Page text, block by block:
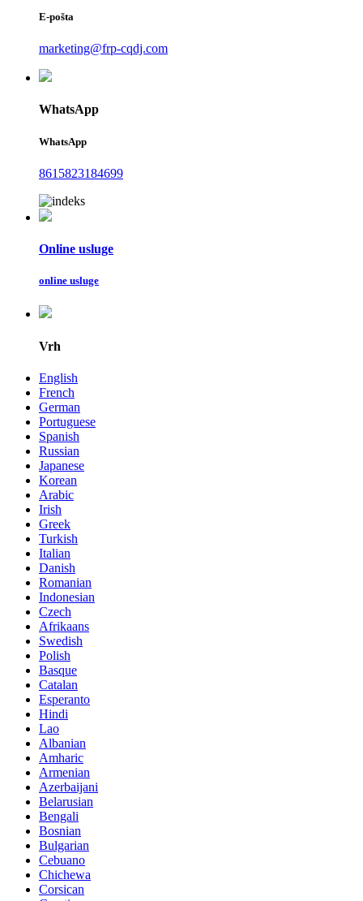
E-pošta
marketing@frp-cqdj.com
WhatsApp
WhatsApp
8615823184699
Online usluge
online usluge
Vrh
English
French
German
Portuguese
Spanish
Russian
Japanese
Korean
Arabic
Irish
Greek
Turkish
Italian
Danish
Romanian
Indonesian
Czech
Afrikaans
Swedish
Polish
Basque
Catalan
Esperanto
Hindi
Lao
Albanian
Amharic
Armenian
Azerbaijani
Belarusian
Bengali
Bosnian
Bulgarian
Cebuano
Chichewa
Corsican